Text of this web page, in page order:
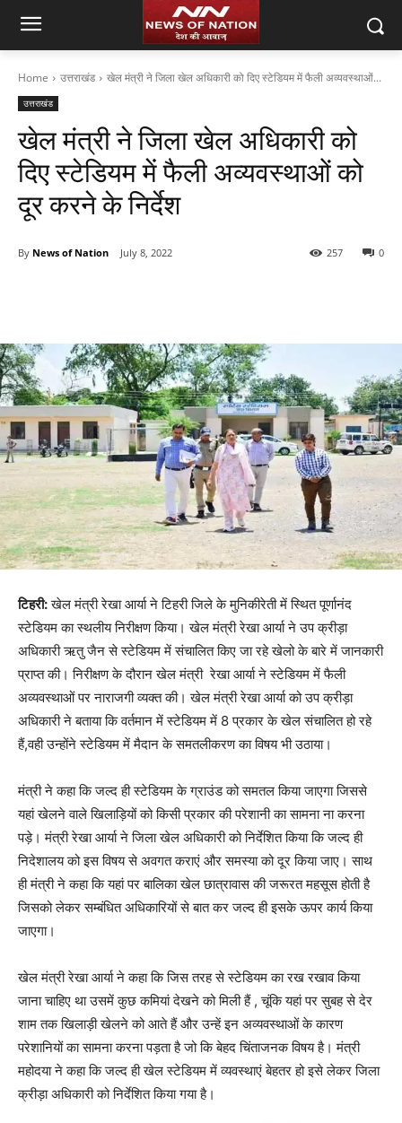
Home उत्तराखंड खेल मंत्री ने जिला खेल अधिकारी को दिए स्टेडियम में फैली अव्यवस्थाओं...
उत्तराखंड
खेल मंत्री ने जिला खेल अधिकारी को
दिए स्टेडियम में फैली अव्यवस्थाओं को
दूर करने के निर्देश
By News of Nation July 8, 2022 0
257
टिहरी:खेल मंत्री रेखा आर्या ने टिहरी जिले के मुनिकीरेती में स्थित पूर्णानंद
स्टेडियम का स्थलीय निरीक्षण किया। खेल मंत्री रेखा आर्या ने उप क्रीड़ा
अधिकारी ऋतु जैन से स्टेडियम में संचालित किए जा रहे खेलो के बारे में जानकारी
प्राप्त की। निरीक्षण के दौरान खेल मंत्री रेखा आर्या ने स्टेडियम में फैली
अव्यवस्थाओं पर नाराजगी व्यक्त की। खेल मंत्री रेखा आर्या को उप क्रीड़ा
अधिकारी ने बताया कि वर्तमान में स्टेडियम में 8 प्रकार के खेल संचालित हो रहे
हैं,वही उन्होंने स्टेडियम में मैदान के समतलीकरण का विषय भी उठाया।
मंत्री ने कहा कि जल्द ही स्टेडियम के ग्राउंड को समतल किया जाएगा जिससे
यहां खेलने वाले खिलाड़ियों को किसी प्रकार की परेशानी का सामना ना करना
पड़े। मंत्री रेखा आर्या ने जिला खेल अधिकारी को निर्देशित किया कि जल्द ही
निदेशालय को इस विषय से अवगत कराएं और समस्या को दूर किया जाए। साथ
ही मंत्री ने कहा कि यहां पर बालिका खेल छात्रावास की जरूरत महसूस होती है
जिसको लेकर सम्बंधित अधिकारियों से बात कर जल्द ही इसके ऊपर कार्य किया
जाएगा।
खेल मंत्री रेखा आर्या ने कहा कि जिस तरह से स्टेडियम का रख रखाव किया
जाना चाहिए था उसमें कुछ कमियां देखने को मिली हैं , चूंकि यहां पर सुबह से देर
शाम तक खिलाड़ी खेलने को आते हैं और उन्हें इन अव्यवस्थाओं के कारण
परेशानियों का सामना करना पड़ता है जो कि बेहद चिंताजनक विषय है। मंत्री
महोदया ने कहा कि जल्द ही खेल स्टेडियम में व्यवस्थाएं बेहतर हो इसे लेकर जिला
क्रीड़ा अधिकारी को निर्देशित किया गया है।